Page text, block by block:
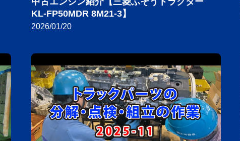
KL-FP50MDR 8M21-3】
2026/01/20